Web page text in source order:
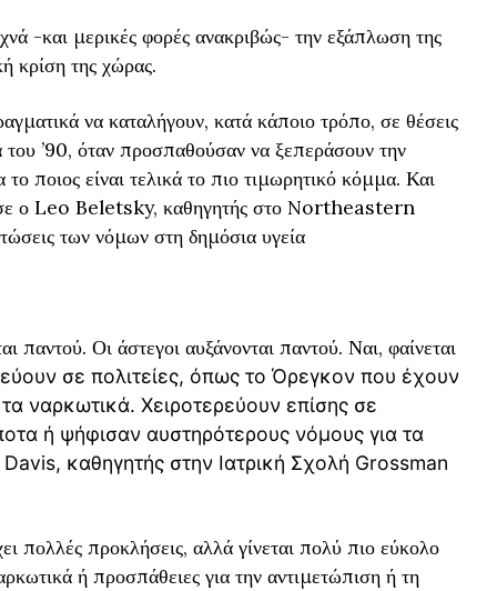
-και μερικές φορές ανακριβώς- την εξάπλωση της
κρίση της χώρας.
να καταλήγουν, κατά κάποιο τρόπο, σε θέσεις
του ’90, όταν προσπαθούσαν να ξεπεράσουν την
το ποιος είναι τελικά το πιο τιμωρητικό κόμμα. Και
ο Leo Beletsky, καθηγητής στο Northeastern
των νόμων στη δημόσια υγεία
παντού. Οι άστεγοι αυξάνονται παντού. Ναι, φαίνεται
σε πολιτείες, όπως το Όρεγκον που έχουν
τα ναρκωτικά. Χειροτερεύουν επίσης σε
ή ψήφισαν αυστηρότερους νόμους για τα
καθηγητής στην Ιατρική Σχολή Grossman
πολλές προκλήσεις, αλλά γίνεται πολύ πιο εύκολο
ή προσπάθειες για την αντιμετώπιση ή τη